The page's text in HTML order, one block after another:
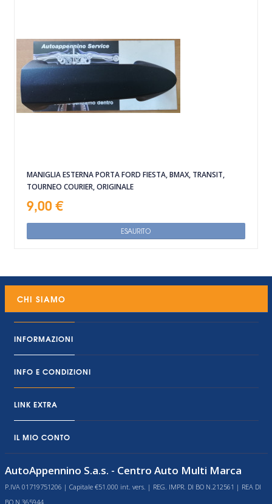
MANIGLIA ESTERNA PORTA FORD FIESTA, BMAX, TRANSIT,
TOURNEO COURIER, ORIGINALE
9,00 €
ESAURITO
CHI SIAMO
INFORMAZIONI
INFO E CONDIZIONI
LINK EXTRA
IL MIO CONTO
AutoAppennino S.a.s. - Centro Auto Multi Marca
P.IVA 01719751206 | Capitale €51.000 int. vers. | REG. IMPR. DI BO N.212561 | REA DI
BO N.365944